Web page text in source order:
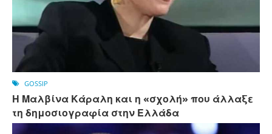
GOSSIP
Η Μαλβίνα Κάραλη και η «σχολή» που άλλαξε
τη δημοσιογραφία στην Ελλάδα